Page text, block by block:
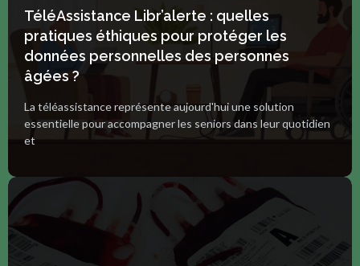
TéléAssistance Libr’alerte : quelles
pratiques éthiques pour protéger les
données personnelles des personnes
âgées ?
La téléassistance représente aujourd'hui une solution
essentielle pour accompagner les seniors dans leur quotidien
et